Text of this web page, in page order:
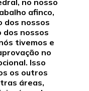
no nosso
afinco,
dos nossos
dos nossos
tivemos e
no
Isso
os outros
áreas,